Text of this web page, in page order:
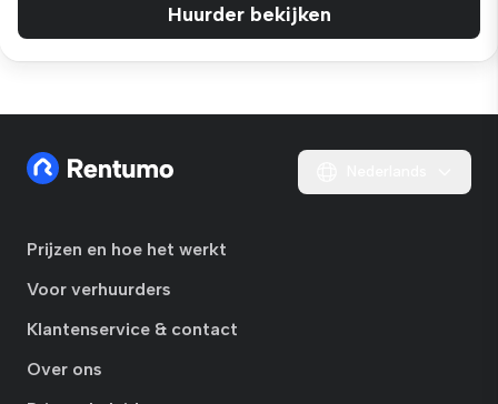
Huurder bekijken
Prijzen en hoe het werkt
Voor verhuurders
Klantenservice & contact
Over ons